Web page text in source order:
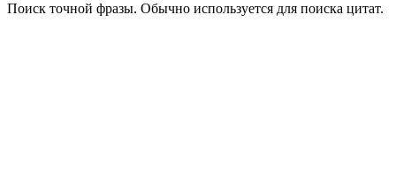
Поиск точной фразы. Обычно используется для поиска цитат.